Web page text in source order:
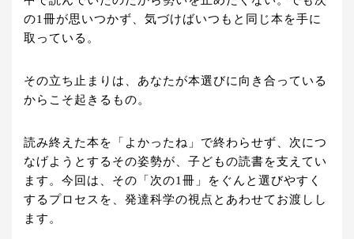
の1冊が思いつかず、気づけばいつもと同じ本を手に
取っている。
その立ち止まりは、あなたが本選びに向き合っている
からこそ起きるもの。
読み終えた本を「よかったね」で終わらせず、次につ
なげようとするその姿勢が、子どもの読書を支えてい
ます。今回は、その「次の1冊」をぐんと選びやすく
するプロセスを、発達科学の視点とあわせてお渡しし
ます。